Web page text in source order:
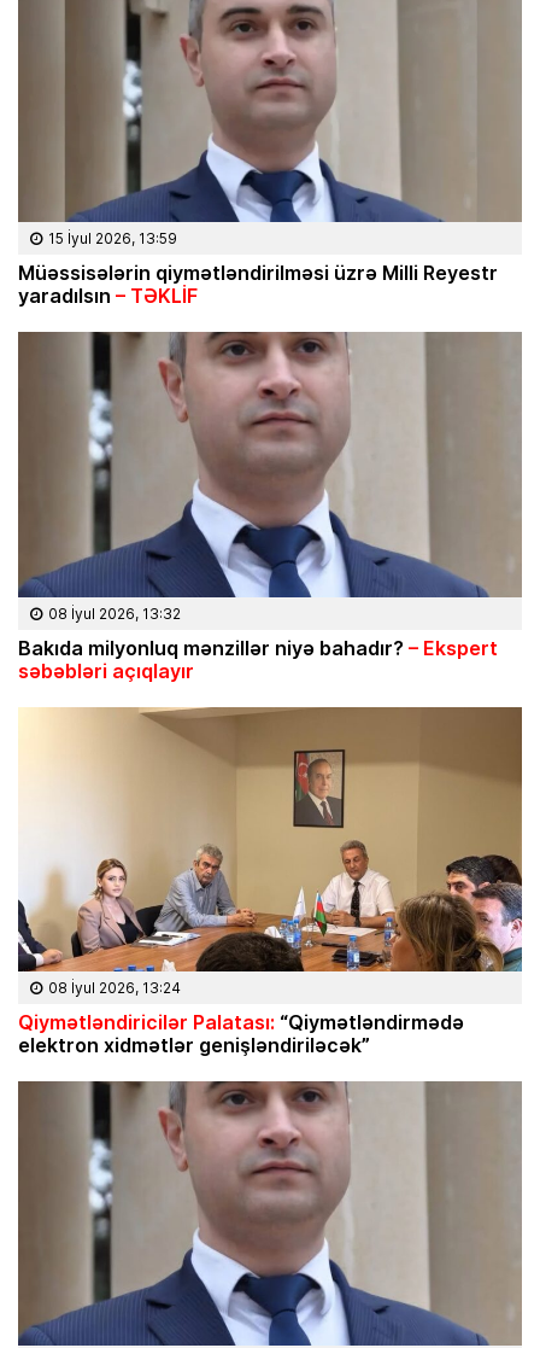
15 İyul 2026, 13:59
Müəssisələrin qiymətləndirilməsi üzrə Milli Reyestr
yaradılsın – TƏKLİF
08 İyul 2026, 13:32
Bakıda milyonluq mənzillər niyə bahadır? – Ekspert
səbəbləri açıqlayır
08 İyul 2026, 13:24
Qiymətləndiricilər Palatası: “Qiymətləndirmədə
elektron xidmətlər genişləndiriləcək”